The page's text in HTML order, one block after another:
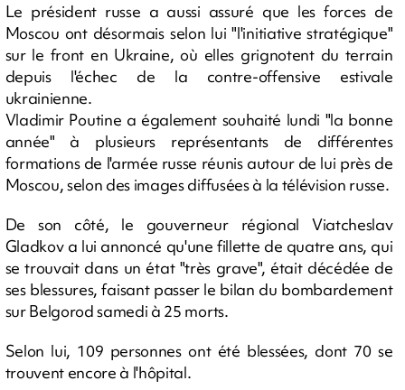
Le président russe a aussi assuré que les forces de
Moscou ont désormais selon lui "l'initiative stratégique"
sur le front en Ukraine, où elles grignotent du terrain
depuis l'échec de la contre-offensive estivale
ukrainienne.
Vladimir Poutine a également souhaité lundi "la bonne
année" à plusieurs représentants de différentes
formations de l'armée russe réunis autour de lui près de
Moscou, selon des images diffusées à la télévision russe.
De son côté, le gouverneur régional Viatcheslav
Gladkov a lui annoncé qu'une fillette de quatre ans, qui
se trouvait dans un état "très grave", était décédée de
ses blessures, faisant passer le bilan du bombardement
sur Belgorod samedi à 25 morts.
Selon lui, 109 personnes ont été blessées, dont 70 se
trouvent encore à l'hôpital.